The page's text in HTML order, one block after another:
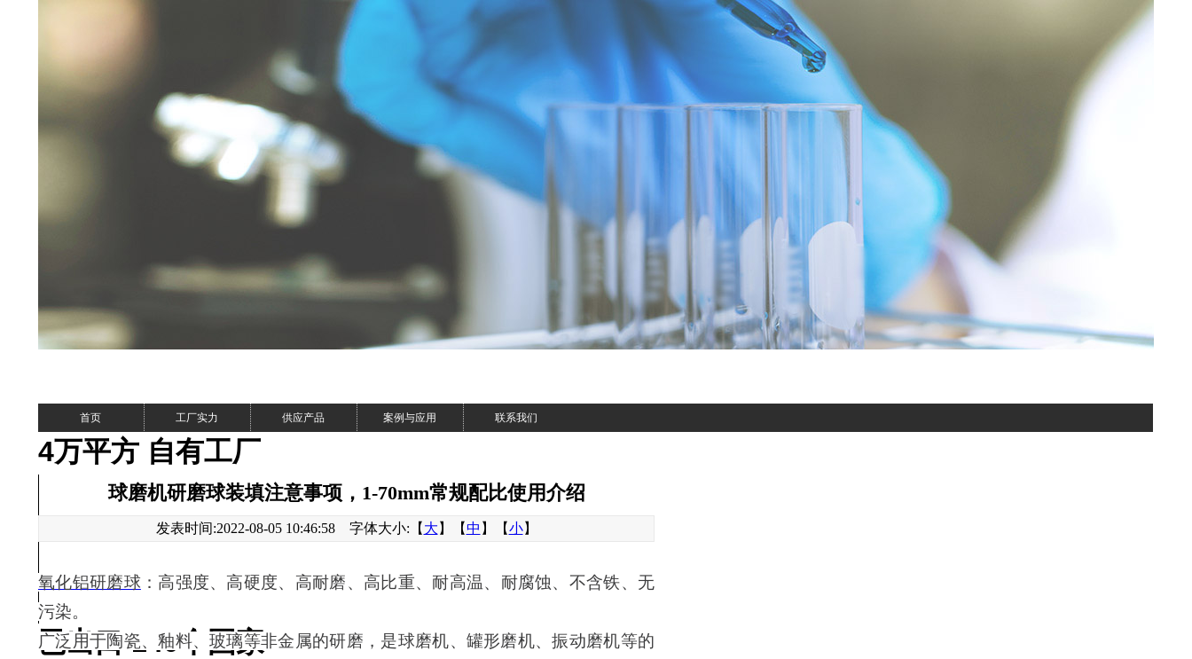
首页 工厂实力 供应产品 案例与应用 联系我们
4万平方 自有工厂
已出口 140个国家
球磨机研磨球装填注意事项，1-70mm常规配比使用介绍
发表时间:2022-08-05 10:46:58 字体大小:【 大 】【中 】【小】
氧化铝研磨球 ： 高强度、高硬度、高耐磨、 高比重、耐高温、耐腐蚀、不含铁、无
污染。
广泛用于陶瓷、釉料、玻璃等非金属的研磨，是球磨机、罐形磨机、振动磨机等的